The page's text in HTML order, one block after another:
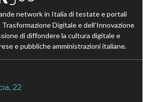
network in Italia di testate e portali
Digitale e dell’Innovazione
di diffondere la cultura digitale e
e pubbliche amministrazioni italiane.
22